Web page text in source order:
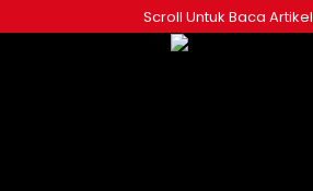
ke
Scroll Untuk Baca Artikel